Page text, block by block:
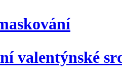
valentýnské